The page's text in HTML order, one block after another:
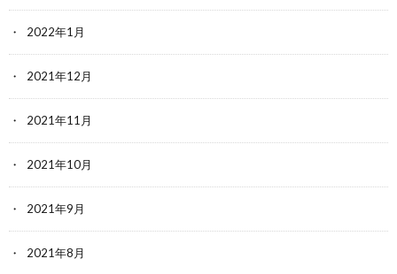
2022年1月
2021年12月
2021年11月
2021年10月
2021年9月
2021年8月